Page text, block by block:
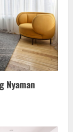
Nyaman